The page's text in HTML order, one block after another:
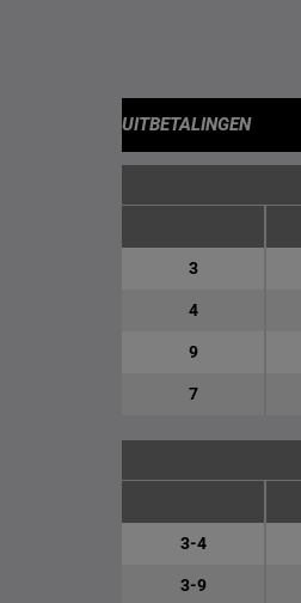
UITBETALINGEN
3
4
9
7
3-4
3-9